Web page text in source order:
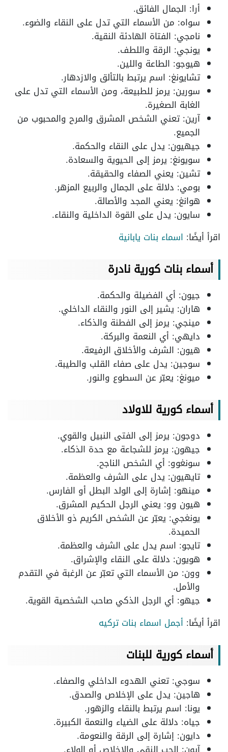
أرا: الجمال الفائق.
سواه: من الأسماء التي تدل على النقاء والضوء.
نامجي: الفتاة الهادئة النقية.
يونجي: الرقة واللطف.
هيوجو: الطاعة واللين.
تشايونغ: اسم يرتبط بالتألق والازدهار.
سورين: يرمز للطبيعة، ومن الأسماء التي تدل على
الغابة الصغيرة.
آرين: تعني الشخص المشرق والمرح والمحبوب من
الجميع.
جيهيون: يدل على النقاء والحكمة.
سويونغ: يرمز إلى الحيوية والسعادة.
تشين: يعني الصفاء والحقيقة.
بومي: دلالة على الجمال والربيع المزهر.
هوانغ: يعني المجد والأصالة.
سايون: يدل على القوة الداخلية والنقاء.
اقرأ أيضًا: اسماء بنات يابانية
أسماء بنات كورية نادرة
جيون: أي الفضيلة والحكمة.
هاران: يشير إلى النور والنقاء الداخلي.
مينجي: يرمز إلى الفطنة والذكاء.
دايهي: أي النعمة والبركة.
هيون: الشرف والأخلاق الرفيعة.
سوجين: يدل على صفاء القلب والطيبة.
ميونغ: يعبّر عن السطوع والنور.
أسماء كورية للاولاد
دوجون: يرمز إلى الفتى النبيل والقوي.
جيهون: يرمز للشجاعة مع حدة الذكاء.
سونغوو: أي الشخص الناجح.
تايهيون: يدل على الشرف والعظمة.
مينهو: إشارة إلى الولد البطل أو الفارس.
هيون وو: يعني الرجل الحكيم المشرق.
يونغجي: يعبّر عن الشخص الكريم ذو الأخلاق
الحميدة.
تايجو: اسم يدل على الشرف والعظمة.
هويون: دلالة على النقاء والإشراق.
وون: من الأسماء التي تعبّر عن الرغبة في التقدم
والأمل.
جيهو: أي الرجل الذكي صاحب الشخصية القوية.
اقرأ أيضًا: أجمل اسماء بنات تركيه
أسماء كورية للبنات
سوجي: تعني الهدوء الداخلي والصفاء.
هاجين: يدل على الإخلاص والصدق.
يونا: اسم يرتبط بالنقاء والزهور.
جياه: دلالة على الضياء والنعمة الكبيرة.
دايون: إشارة إلى الرقة والنعومة.